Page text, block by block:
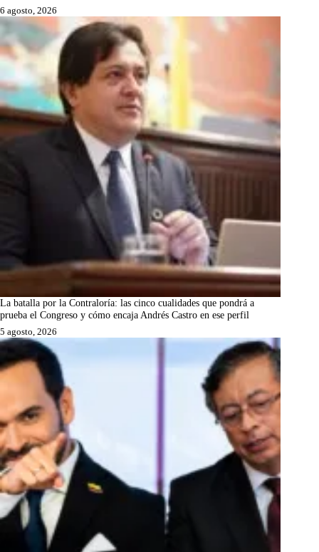
6 agosto, 2026
La batalla por la Contraloría: las cinco cualidades que pondrá a
prueba el Congreso y cómo encaja Andrés Castro en ese perfil
5 agosto, 2026